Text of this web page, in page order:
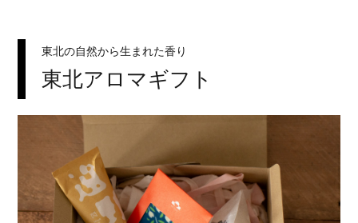
東北の自然から生まれた香り
東北アロマギフト